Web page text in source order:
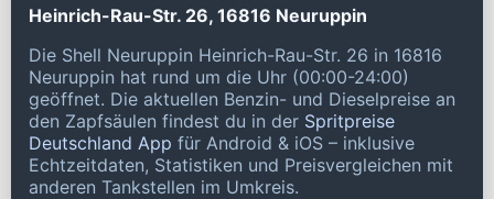
Heinrich-Rau-Str. 26, 16816 Neuruppin
Die Shell Neuruppin Heinrich-Rau-Str. 26 in 16816
Neuruppin hat rund um die Uhr (00:00-24:00)
geöffnet. Die aktuellen Benzin- und Dieselpreise an
den Zapfsäulen findest du in der Spritpreise
Deutschland App für Android & iOS – inklusive
Echtzeitdaten, Statistiken und Preisvergleichen mit
anderen Tankstellen im Umkreis.